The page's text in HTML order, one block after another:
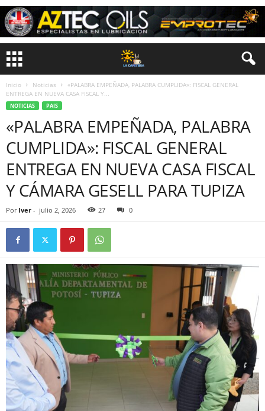
Inicio Noticias
«PALABRA EMPEÑADA, PALABRA CUMPLIDA»: FISCAL GENERAL
ENTREGA EN NUEVA CASA FISCAL Y...
NOTICIAS PAIS
«PALABRA EMPEÑADA, PALABRA
CUMPLIDA»: FISCAL GENERAL
ENTREGA EN NUEVA CASA FISCAL
Y CÁMARA GESELL PARA TUPIZA
Por Iver - julio 2, 2026 27 0